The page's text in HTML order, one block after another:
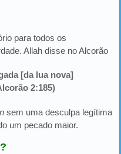
para todos os
Allah disse no Alcorão
[da lua nova]
2:185)
sem uma desculpa legítima
um pecado maior.